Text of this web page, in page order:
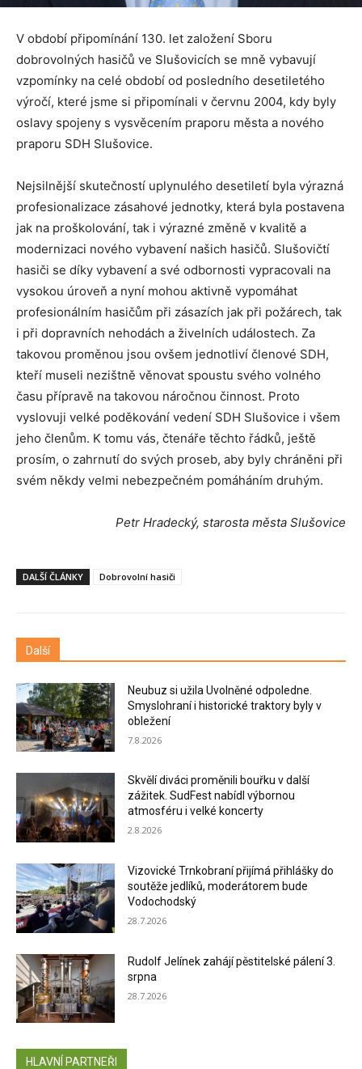
V období připomínání 130. let založení Sboru
dobrovolných hasičů ve Slušovicích se mně vybavují
vzpomínky na celé období od posledního desetiletého
výročí, které jsme si připomínali v červnu 2004, kdy byly
oslavy spojeny s vysvěcením praporu města a nového
praporu SDH Slušovice.
Nejsilnější skutečností uplynulého desetiletí byla výrazná
profesionalizace zásahové jednotky, která byla postavena
jak na proškolování, tak i výrazné změně v kvalitě a
modernizaci nového vybavení našich hasičů. Slušovičtí
hasiči se díky vybavení a své odbornosti vypracovali na
vysokou úroveň a nyní mohou aktivně vypomáhat
profesionálním hasičům při zásazích jak při požárech, tak
i při dopravních nehodách a živelních událostech. Za
takovou proměnou jsou ovšem jednotliví členové SDH,
kteří museli nezištně věnovat spoustu svého volného
času přípravě na takovou náročnou činnost. Proto
vyslovuji velké poděkování vedení SDH Slušovice i všem
jeho členům. K tomu vás, čtenáře těchto řádků, ještě
prosím, o zahrnutí do svých proseb, aby byly chráněni při
svém někdy velmi nebezpečném pomáháním druhým.
Petr Hradecký, starosta města Slušovice
DALŠÍ ČLÁNKY Dobrovolní hasiči
Další
Neubuz si užila Uvolněné odpoledne.
Smyslohraní i historické traktory byly v
obležení
7.8.2026
Skvělí diváci proměnili bouřku v další
zážitek. SudFest nabídl výbornou
atmosféru i velké koncerty
2.8.2026
Vizovické Trnkobraní přijímá přihlášky do
soutěže jedlíků, moderátorem bude
Vodochodský
28.7.2026
Rudolf Jelínek zahájí pěstitelské pálení 3.
srpna
28.7.2026
HLAVNÍ PARTNEŘI